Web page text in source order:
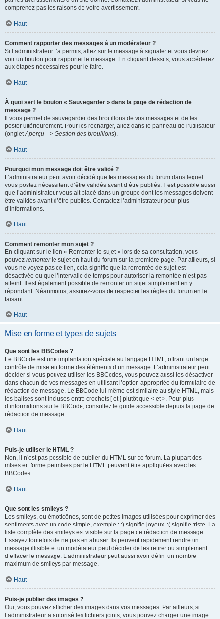
comprenez pas les raisons de votre avertissement.
Haut
Comment rapporter des messages à un modérateur ?
Si l’administrateur l’a permis, allez sur le message à signaler et vous devriez
voir un bouton pour rapporter le message. En cliquant dessus, vous accéderez
aux étapes nécessaires pour le faire.
Haut
À quoi sert le bouton « Sauvegarder » dans la page de rédaction de
message ?
Il vous permet de sauvegarder des brouillons de vos messages et de les
poster ultérieurement. Pour les recharger, allez dans le panneau de l’utilisateur
(ongletAperçu --> Gestion des brouillons).
Haut
Pourquoi mon message doit être validé ?
L’administrateur peut avoir décidé que les messages du forum dans lequel
vous postez nécessitent d’être validés avant d’être publiés. Il est possible aussi
que l’administrateur vous ait placé dans un groupe dont les messages doivent
être validés avant d’être publiés. Contactez l’administrateur pour plus
d’informations.
Haut
Comment remonter mon sujet ?
En cliquant sur le lien « Remonter le sujet » lors de sa consultation, vous
pouvez remonterle sujet en haut du forum sur la première page. Par ailleurs, si
vous ne voyez pas ce lien, cela signifie que la remontée de sujet est
désactivée ou que l’intervalle de temps pour autoriser la remontée n’est pas
atteint. Il est également possible de remonter un sujet simplement en y
répondant. Néanmoins, assurez-vous de respecter les règles du forum en le
faisant.
Haut
Mise en forme et types de sujets
Que sont les BBCodes ?
Le BBCode est une implantation spéciale au langage HTML, offrant un large
contrôle de mise en forme des éléments d’un message. L’administrateur peut
décider si vous pouvez utiliser les BBCodes, vous pouvez aussi les désactiver
dans chacun de vos messages en utilisant l’option appropriée du formulaire de
rédaction de message. Le BBCode lui-même est similaire au style HTML, mais
les balises sont incluses entre crochets [ et ] plutôt que < et >. Pour plus
d’informations sur le BBCode, consultez le guide accessible depuis la page de
rédaction de message.
Haut
Puis-je utiliser le HTML ?
Non, il n’est pas possible de publier du HTML sur ce forum. La plupart des
mises en forme permises par le HTML peuvent être appliquées avec les
BBCodes.
Haut
Que sont les smileys ?
Les smileys, ou émoticônes, sont de petites images utilisées pour exprimer des
sentiments avec un code simple, exemple : :) signifie joyeux, :( signifie triste. La
liste complète des smileys est visible sur la page de rédaction de message.
Essayez toutefois de ne pas en abuser. Ils peuvent rapidement rendre un
message illisible et un modérateur peut décider de les retirer ou simplement
d’effacer le message. L’administrateur peut aussi avoir défini un nombre
maximum de smileys par message.
Haut
Puis-je publier des images ?
Oui, vous pouvez afficher des images dans vos messages. Par ailleurs, si
l’administrateur a autorisé les fichiers joints, vous pouvez charger une image